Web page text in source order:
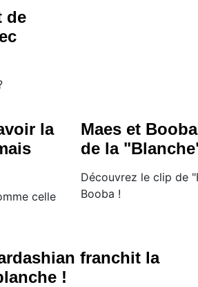
de
la
celle
Maes et
de la
Découvrez le clip de
Booba !
franchit la
!